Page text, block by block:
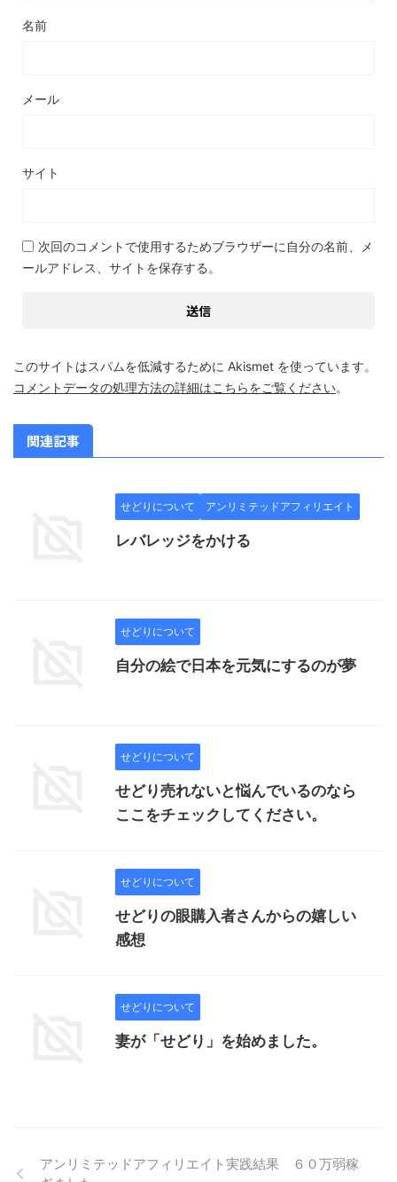
名前
メール
サイト
次回のコメントで使用するためブラウザーに自分の名前、メ
ールアドレス、サイトを保存する。
このサイトはスパムを低減するために Akismet を使っています。
コメントデータの処理方法の詳細はこちらをご覧ください。
関連記事
せどりについて アンリミテッドアフィリエイト
レバレッジをかける
せどりについて
自分の絵で日本を元気にするのが夢
せどりについて
せどり売れないと悩んでいるのなら
ここをチェックしてください。
せどりについて
せどりの眼購入者さんからの嬉しい
感想
せどりについて
妻が「せどり」を始めました。
アンリミテッドアフィリエイト実践結果 ６０万弱稼